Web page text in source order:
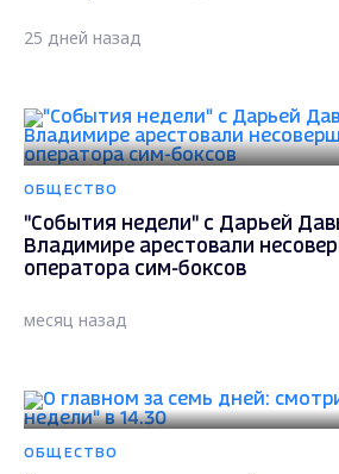
25 дней назад
ОБЩЕСТВО
"События недели" с Дарьей
Владимире арестовали
оператора сим-боксов
месяц назад
ОБЩЕСТВО